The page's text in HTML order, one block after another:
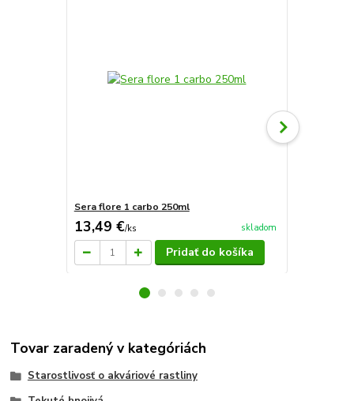
Sera flore 1 carbo 250ml
13,49 €/ks skladom
Pridať do košíka
Tovar zaradený v kategóriách
Starostlivosť o akváriové rastliny